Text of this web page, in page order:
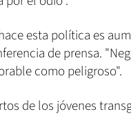
esta política es
de prensa.
como peligroso".
de los jóvenes